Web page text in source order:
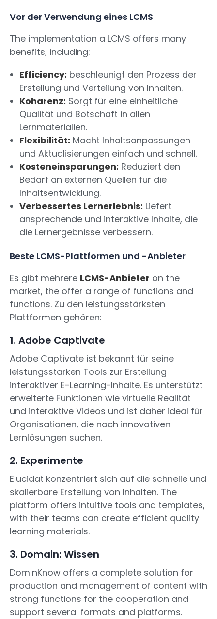
Vor der Verwendung eines LCMS
The implementation a LCMS offers many
benefits, including:
Efficiency: beschleunigt den Prozess der
Erstellung und Verteilung von Inhalten.
Koharenz: Sorgt für eine einheitliche
Qualität und Botschaft in allen
Lernmaterialien.
Flexibilität: Macht Inhaltsanpassungen
und Aktualisierungen einfach und schnell.
Kosteneinsparungen: Reduziert den
Bedarf an externen Quellen für die
Inhaltsentwicklung.
Verbessertes Lernerlebnis: Liefert
ansprechende und interaktive Inhalte, die
die Lernergebnisse verbessern.
Beste LCMS-Plattformen und -Anbieter
Es gibt mehrere LCMS-Anbieter on the
market, the offer a range of functions and
functions. Zu den leistungsstärksten
Plattformen gehören:
1. Adobe Captivate
Adobe Captivate ist bekannt für seine
leistungsstarken Tools zur Erstellung
interaktiver E-Learning-Inhalte. Es unterstützt
erweiterte Funktionen wie virtuelle Realität
und interaktive Videos und ist daher ideal für
Organisationen, die nach innovativen
Lernlösungen suchen.
2. Experimente
Elucidat konzentriert sich auf die schnelle und
skalierbare Erstellung von Inhalten. The
platform offers intuitive tools and templates,
with their teams can create efficient quality
learning materials.
3. Domain: Wissen
DominKnow offers a complete solution for
production and management of content with
strong functions for the cooperation and
support several formats and platforms.